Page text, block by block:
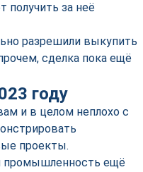
за неё
разрешили выкупить
сделка пока ещё
году
и в целом неплохо с
проекты.
промышленность ещё